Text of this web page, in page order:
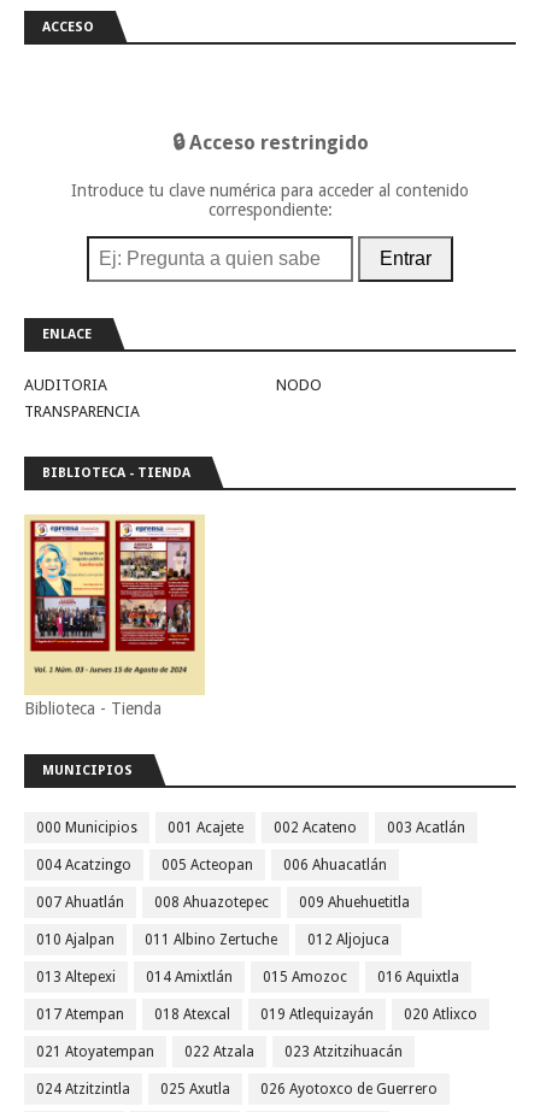
ACCESO
🔒 Acceso restringido
Introduce tu clave numérica para acceder al contenido
correspondiente:
Entrar
ENLACE
AUDITORIA
NODO
TRANSPARENCIA
BIBLIOTECA - TIENDA
Biblioteca - Tienda
MUNICIPIOS
000 Municipios 001 Acajete 002 Acateno 003 Acatlán
004 Acatzingo 005 Acteopan 006 Ahuacatlán
007 Ahuatlán 008 Ahuazotepec 009 Ahuehuetitla
010 Ajalpan 011 Albino Zertuche 012 Aljojuca
013 Altepexi 014 Amixtlán 015 Amozoc 016 Aquixtla
017 Atempan 018 Atexcal 019 Atlequizayán 020 Atlixco
021 Atoyatempan 022 Atzala 023 Atzitzihuacán
024 Atzitzintla 025 Axutla 026 Ayotoxco de Guerrero